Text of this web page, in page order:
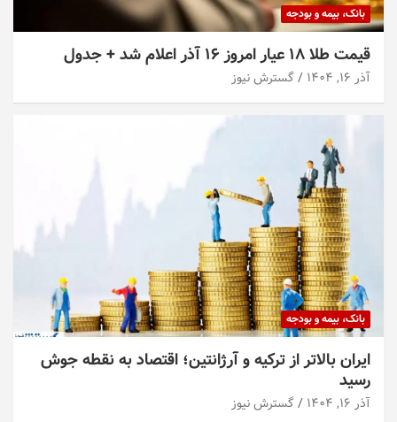
بانک، بیمه و بودجه
قیمت طلا ۱۸ عیار امروز ۱۶ آذر اعلام شد + جدول
آذر ۱۶, ۱۴۰۴ گسترش نیوز
بانک، بیمه و بودجه
ایران بالاتر از ترکیه و آرژانتین؛ اقتصاد به نقطه جوش
رسید
آذر ۱۶, ۱۴۰۴ گسترش نیوز